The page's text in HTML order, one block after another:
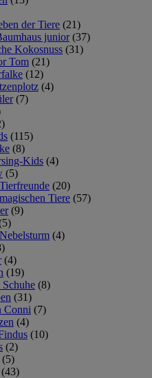
der Tiere (21)
junior (37)
Kokosnuss (31)
Tom (21)
(12)
(4)
(7)
(115)
(8)
Kids (4)
(5)
(20)
Tiere (57)
(9)
(4)
(4)
(19)
(8)
(31)
Conni (7)
(4)
(10)
(2)
(5)
(43)